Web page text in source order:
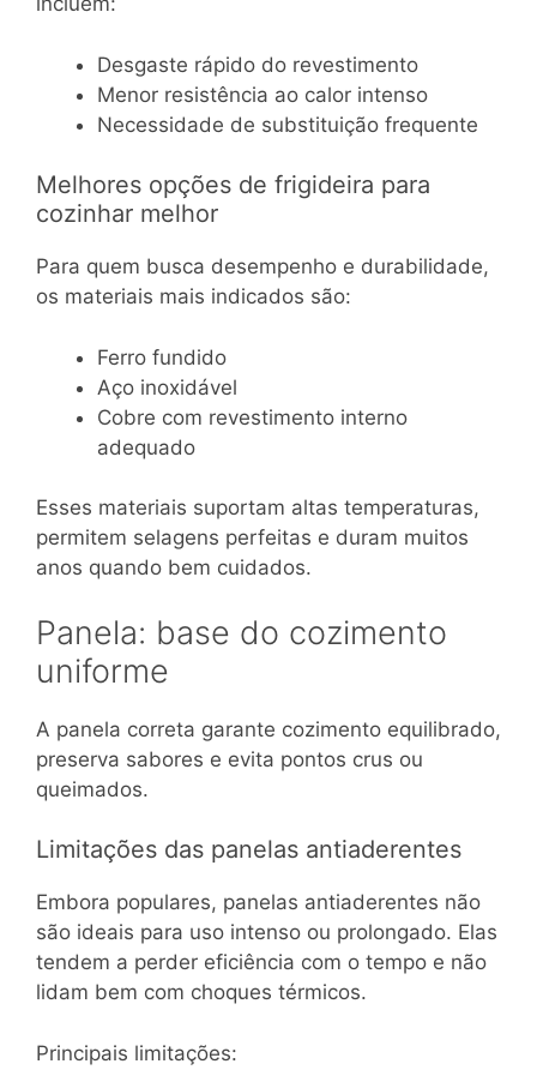
Desgaste rápido do revestimento
Menor resistência ao calor intenso
Necessidade de substituição frequente
Melhores opções de frigideira para
cozinhar melhor
Para quem busca desempenho e durabilidade,
os materiais mais indicados são:
Ferro fundido
Aço inoxidável
Cobre com revestimento interno
adequado
Esses materiais suportam altas temperaturas,
permitem selagens perfeitas e duram muitos
anos quando bem cuidados.
Panela: base do cozimento
uniforme
A panela correta garante cozimento equilibrado,
preserva sabores e evita pontos crus ou
queimados.
Limitações das panelas antiaderentes
Embora populares, panelas antiaderentes não
são ideais para uso intenso ou prolongado. Elas
tendem a perder eficiência com o tempo e não
lidam bem com choques térmicos.
Principais limitações: